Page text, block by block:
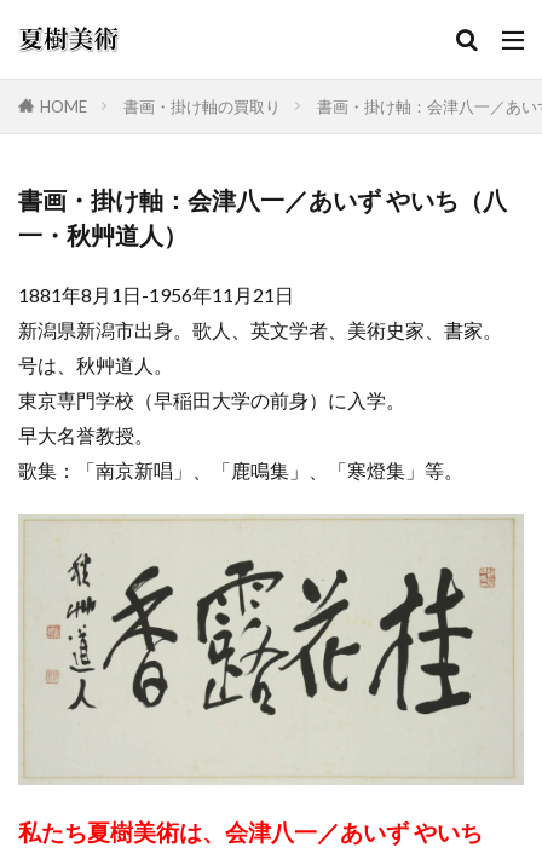
HOME 書画・掛け軸の買取り 書画・掛け軸：会津八一／あ
書画・掛け軸：会津八一／あいず やいち（八
一・秋艸道人）
1881年8月1日-1956年11月21日
新潟県新潟市出身。歌人、英文学者、美術史家、書家。
号は、秋艸道人。
東京専門学校（早稲田大学の前身）に入学。
早大名誉教授。
歌集：「南京新唱」、「鹿鳴集」、「寒燈集」等。
私たち夏樹美術は、会津八一／あいず やいち
カテゴリー